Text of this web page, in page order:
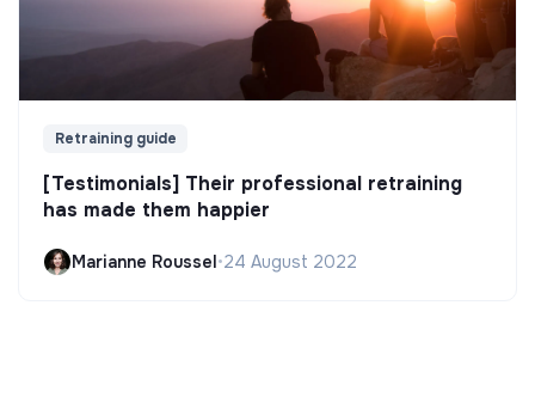
Retraining guide
[Testimonials] Their professional retraining
has made them happier
Marianne Roussel•24 August 2022